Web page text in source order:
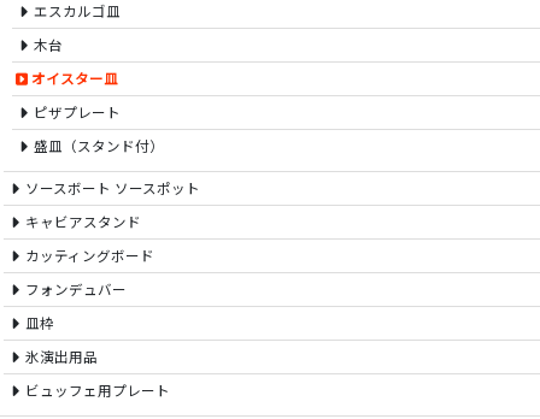
エスカルゴ皿
木台
オイスター皿
ピザプレート
盛皿（スタンド付）
ソースボート ソースポット
キャビアスタンド
カッティングボード
フォンデュバー
皿枠
氷演出用品
ビュッフェ用プレート